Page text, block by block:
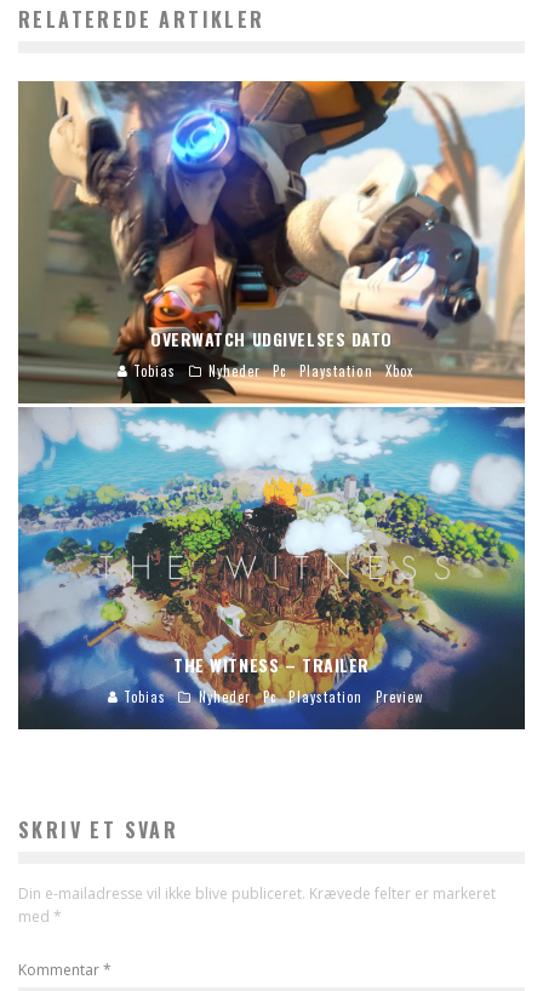
RELATEREDE ARTIKLER
OVERWATCH UDGIVELSES DATO
Tobias Nyheder Pc Playstation Xbox
THE WITNESS – TRAILER
Tobias Nyheder Pc Playstation Preview
SKRIV ET SVAR
Din e-mailadresse vil ikke blive publiceret. Krævede felter er markeret
med *
Kommentar*